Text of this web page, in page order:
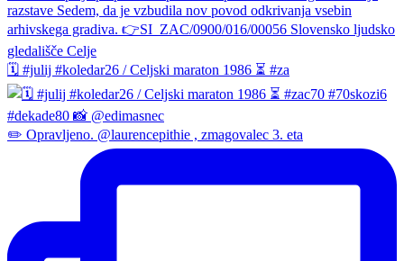
🗓️ #julij #koledar26 / Celjski maraton 1986 ⏳ #za
✏️ Opravljeno. @laurencepithie , zmagovalec 3. eta